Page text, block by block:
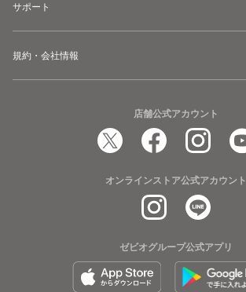
サポート
規約・会社情報
店舗公式アカウント
オンラインストア公式アカウント
ゼビオグループ公式アプリ